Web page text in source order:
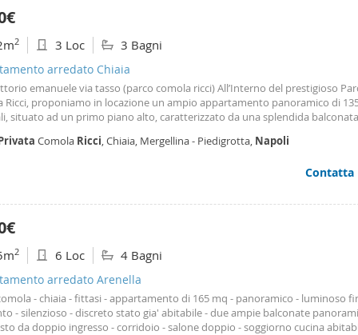
2 3 Loc 3 Bagni
arredato Chiaia
emanuele via tasso (parco comola ricci) All’Interno del prestigioso
Ricci, proponiamo in locazione un ampio appartamento panoramico di
situato ad un primo piano alto, caratterizzato da una splendida
L’immobile offre una distribuzione interna funzionale e ben suddivisa: il
con boudoir, cameretta e due bagni, mentre la zona di servizio è
Il riscaldamento è centralizzato e la quota condominiale mensile include
di portierato e accessi controllati, assicurando tranquillità e privacy.
un appartamento panoramico di ampia metratura, in un parco
collegato alle principali direttrici della città. L'immobile è visionabile
Immobile non arredato Per info e richieste di sopralluoghi
Via f. Petrarca 187 80122 Napoli ag. Immobiliare davide invigorito
Comola Ricci, Chiaia, Mergellina - Piedigrotta, Napoli
Contatta
2 6 Loc 4 Bagni
arredato Arenella
- chiaia - fittasi - appartamento di 165 mq - panoramico - luminoso
- silenzioso - discreto stato gia' abitabile - due ampie balconate
da doppio ingresso - corridoio - salone doppio - soggiorno cucina